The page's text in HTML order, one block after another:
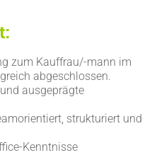
zum Kauffrau/-mann im
abgeschlossen.
ausgeprägte
strukturiert und
Kenntnisse